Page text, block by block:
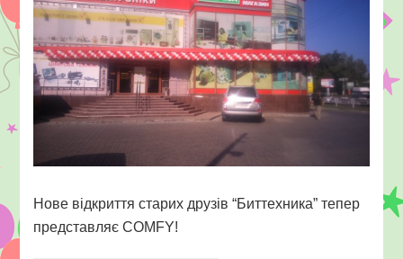
Нове відкриття старих друзів “Биттехника” тепер
представляє COMFY!